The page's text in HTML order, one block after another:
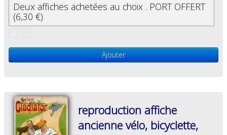
Deux affiches achetées au choix . PORT OFFERT
(6,30 €)
Ajouter
reproduction affiche
ancienne vélo, bicyclette,